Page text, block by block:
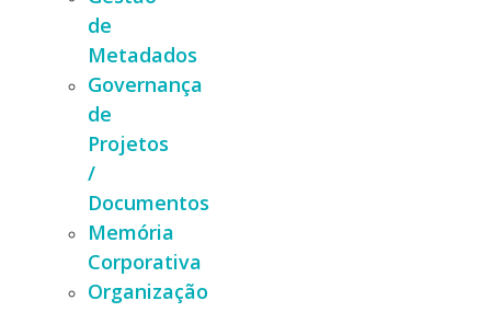
de
Metadados
Governança
de
Projetos
/
Documentos
Memória
Corporativa
Organização